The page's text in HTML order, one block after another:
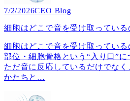
7/2/2026CEO Blog
細胞はどこで音を受け取っている
細胞はどこで音を受け取ってい
部位・細胞骨格という“入り口”
ただ音に反応しているだけでな
かたちと …